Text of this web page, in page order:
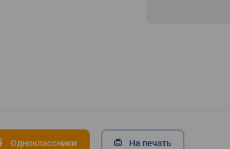
Одноклассники На печать